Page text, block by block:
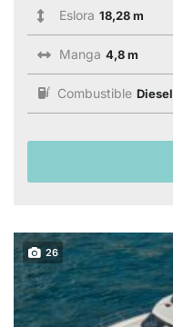
Eslora 18,28 m
Manga 4,8 m
Combustible Diesel
26